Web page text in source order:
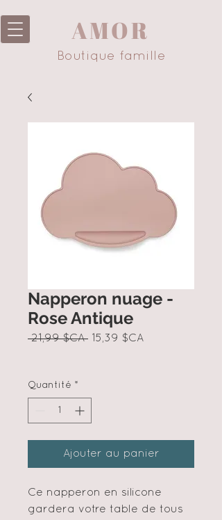
AMOR
Boutique famille
Napperon nuage -
Rose Antique
21,99 $CA Prix
15,39 $CA
Quantité *
Ajouter au panier
Ce napperon en silicone
gardera votre table de tous